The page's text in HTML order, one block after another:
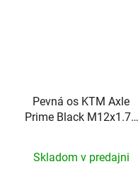
Pevná os KTM Axle
Prime Black M12x1.75
Skladom v predajni